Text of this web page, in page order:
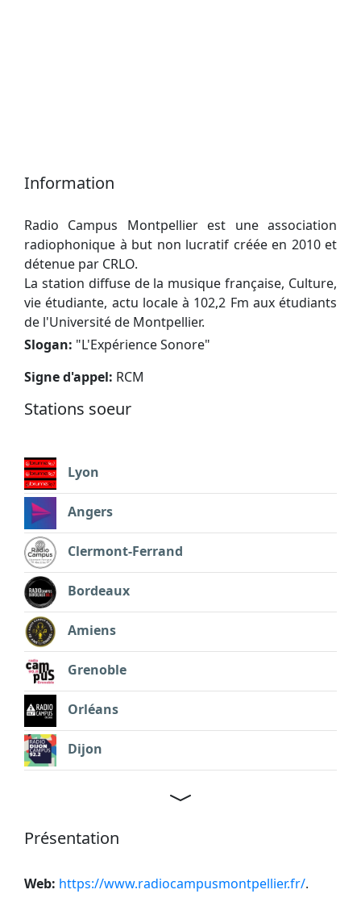
Information
Radio Campus Montpellier est une association
radiophonique à but non lucratif créée en 2010 et
détenue par CRLO.
La station diffuse de la musique française, Culture,
vie étudiante, actu locale à 102,2 Fm aux étudiants
de l'Université de Montpellier.
Slogan: "L'Expérience Sonore"
Signe d'appel: RCM
Stations soeur
Lyon
Angers
Clermont-Ferrand
Bordeaux
Amiens
Grenoble
Orléans
Dijon
Présentation
Web: https://www.radiocampusmontpellier.fr/.